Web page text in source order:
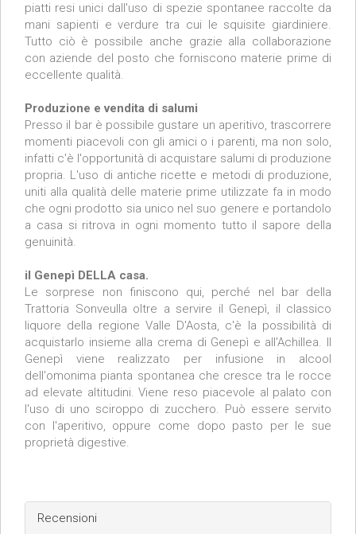
piatti resi unici dall'uso di spezie spontanee raccolte da
mani sapienti e verdure tra cui le squisite giardiniere.
Tutto ciò è possibile anche grazie alla collaborazione
con aziende del posto che forniscono materie prime di
eccellente qualità.
Produzione e vendita di salumi
Presso il bar è possibile gustare un aperitivo, trascorrere
momenti piacevoli con gli amici o i parenti, ma non solo,
infatti c'è l'opportunità di acquistare salumi di produzione
propria. L'uso di antiche ricette e metodi di produzione,
uniti alla qualità delle materie prime utilizzate fa in modo
che ogni prodotto sia unico nel suo genere e portandolo
a casa si ritrova in ogni momento tutto il sapore della
genuinità.
il Genepì DELLA casa.
Le sorprese non finiscono qui, perché nel bar della
Trattoria Sonveulla oltre a servire il Genepì, il classico
liquore della regione Valle D'Aosta, c'è la possibilità di
acquistarlo insieme alla crema di Genepì e all'Achillea. Il
Genepì viene realizzato per infusione in alcool
dell'omonima pianta spontanea che cresce tra le rocce
ad elevate altitudini. Viene reso piacevole al palato con
l'uso di uno sciroppo di zucchero. Può essere servito
con l'aperitivo, oppure come dopo pasto per le sue
proprietà digestive.
Recensioni